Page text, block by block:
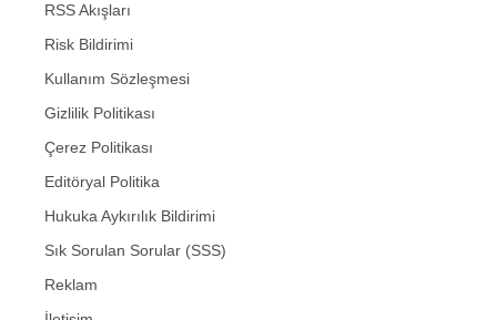
RSS Akışları
Risk Bildirimi
Kullanım Sözleşmesi
Gizlilik Politikası
Çerez Politikası
Editöryal Politika
Hukuka Aykırılık Bildirimi
Sık Sorulan Sorular (SSS)
Reklam